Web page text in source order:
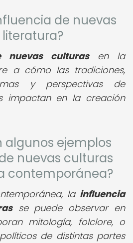
de nuevas
nuevas culturasen la
a cómo las tradiciones,
y perspectivas de
impactan en la creación
algunos ejemplos
nuevas culturas
contemporánea?
la influencia
se puede observar en
mitología, folclore, o
de distintas partes